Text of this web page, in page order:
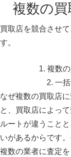
複数の
買取店を競合させ
す。
複数
一
なぜ複数の買取店
と、買取店によっ
ルートが違うこと
いがあるからです
複数の業者に査定